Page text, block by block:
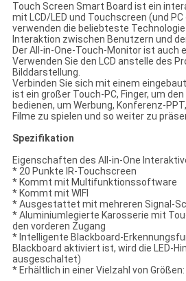
Touch Screen Smart Board ist ein
mit LCD/LED und Touchscreen (und
verwenden die beliebteste
Interaktion zwischen Benutzern und
Der All-in-One-Touch-Monitor ist auch
Verwenden Sie den LCD anstelle des
Bilddarstellung.
Verbinden Sie sich mit einem
ist ein großer Touch-PC, Finger, um
bedienen, um Werbung, Konferenz-
Filme zu spielen und so weiter zu
Spezifikation
Eigenschaften des All-in-One
* 20 Punkte IR-Touchscreen
* Kommt mit Multifunktionssoftware
* Kommt mit WIFI
* Ausgestattet mit mehreren Signal-
* Aluminiumlegierte Karosserie mit
den vorderen Zugang
* Intelligente Blackboard-
Blackboard aktiviert ist, wird die LED-
ausgeschaltet)
* Erhältlich in einer Vielzahl von Größen: